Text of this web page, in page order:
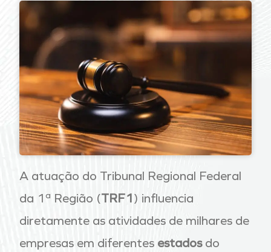
A atuação do Tribunal Regional Federal
da 1ª Região (TRF1) influencia
diretamente as atividades de milhares de
empresas em diferentes estados do